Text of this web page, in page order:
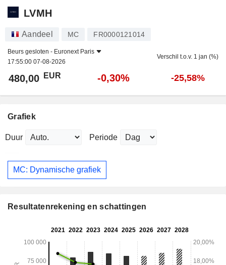
LVMH
Aandeel MC FR0000121014
Beurs gesloten - Euronext Paris
17:55:00 07-08-2026
Verschil t.o.v. 1 jan (%)
480,00 EUR -0,30% -25,58%
Grafiek
Duur Periode
MC: Dynamische grafiek
Resultatenrekening en schattingen